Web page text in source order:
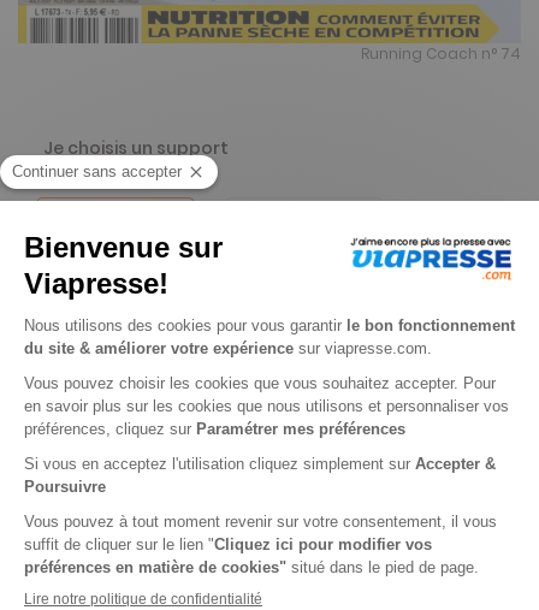
Running Coach n° 74
Je choisis un support
Je choisis une durée
Abonnement 1 an
4 n° • Papier
25€00 Tarif Kiosque :39€ 60
Renouvellement à date d’anniversaire
-38%
Abonnement 2 ans